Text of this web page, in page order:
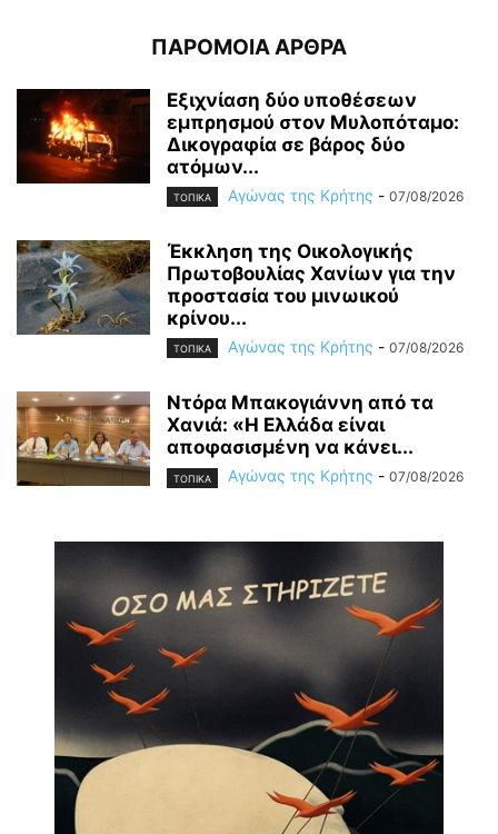
ΠΑΡΟΜΟΙΑ ΑΡΘΡΑ
Εξιχνίαση δύο υποθέσεων
εμπρησμού στον Μυλοπόταμο:
Δικογραφία σε βάρος δύο
ατόμων...
ΤΟΠΙΚΑ Αγώνας της Κρήτης - 07/08/2026
Έκκληση της Οικολογικής
Πρωτοβουλίας Χανίων για την
προστασία του μινωικού
κρίνου...
ΤΟΠΙΚΑ Αγώνας της Κρήτης - 07/08/2026
Ντόρα Μπακογιάννη από τα
Χανιά: «Η Ελλάδα είναι
αποφασισμένη να κάνει...
ΤΟΠΙΚΑ Αγώνας της Κρήτης - 07/08/2026